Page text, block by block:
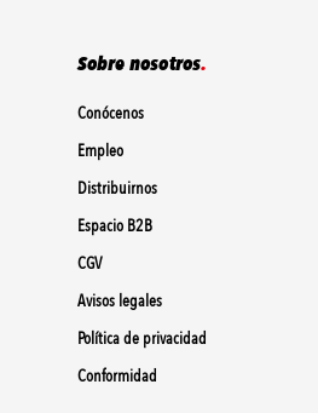
Sobre nosotros.
Conócenos
Empleo
Distribuirnos
Espacio B2B
CGV
Avisos legales
Política de privacidad
Conformidad